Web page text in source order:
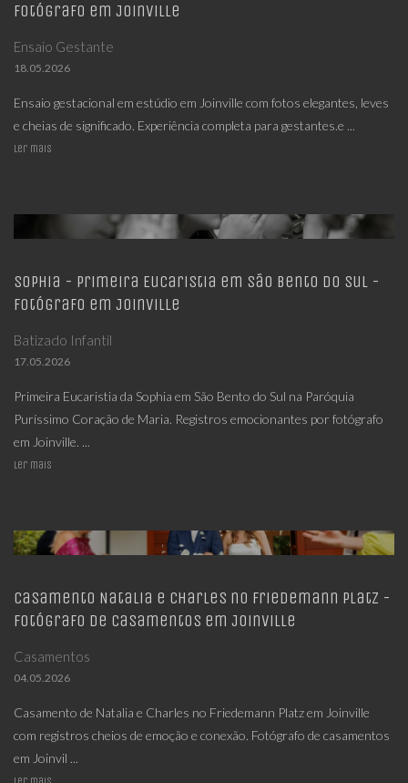
Fotógrafo em Joinville
Ensaio Gestante
18.05.2026
Ensaio gestacional em estúdio em Joinville com fotos elegantes, leves
e cheias de significado. Experiência completa para gestantes.e ...
Ler mais
Sophia - Primeira Eucaristia em São Bento do Sul -
Fotógrafo em Joinville
Batizado Infantil
17.05.2026
Primeira Eucaristia da Sophia em São Bento do Sul na Paróquia
Puríssimo Coração de Maria. Registros emocionantes por fotógrafo
em Joinville. ...
Ler mais
Casamento Natalia e Charles no Friedemann Platz -
Fotógrafo de casamentos em Joinville
Casamentos
04.05.2026
Casamento de Natalia e Charles no Friedemann Platz em Joinville
com registros cheios de emoção e conexão. Fotógrafo de casamentos
em Joinvil ...